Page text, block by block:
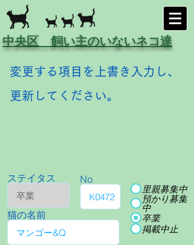
中央区 飼い主のいないネコ達
変更する項目を上書き入力し、
更新してください。
ステイタス No
猫の名前
里親募集中
預かり募集
中
卒業
掲載中止